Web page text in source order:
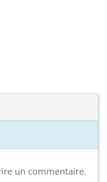
un commentaire.